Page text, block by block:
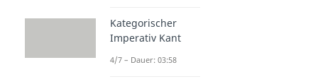
Kategorischer
Imperativ Kant
4/7 – Dauer: 03:58